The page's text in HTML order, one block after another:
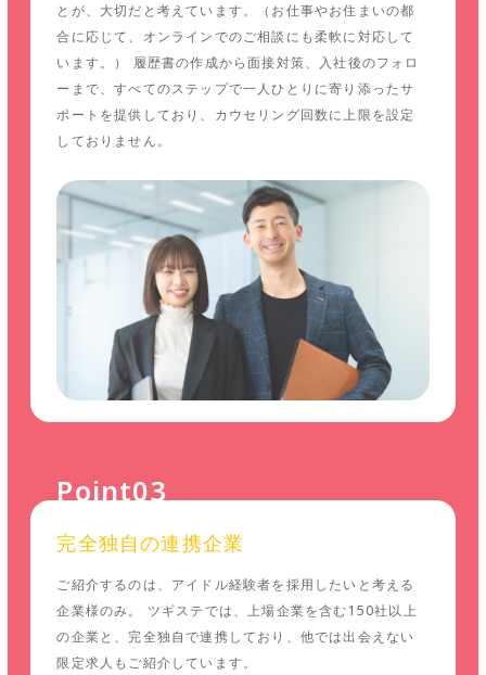
とが、大切だと考えています。（お仕事やお住まいの都
合に応じて、オンラインでのご相談にも柔軟に対応して
います。） 履歴書の作成から面接対策、入社後のフォロ
ーまで、すべてのステップで一人ひとりに寄り添ったサ
ポートを提供しており、カウセリング回数に上限を設定
しておりません。
Point03
完全独自の連携企業
ご紹介するのは、アイドル経験者を採用したいと考える
企業様のみ。 ツギステでは、上場企業を含む150社以上
の企業と、完全独自で連携しており、他では出会えない
限定求人もご紹介しています。